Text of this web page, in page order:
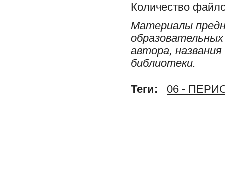
Количество
Материалы
автора,
библиотеки.
Теги: 06 -